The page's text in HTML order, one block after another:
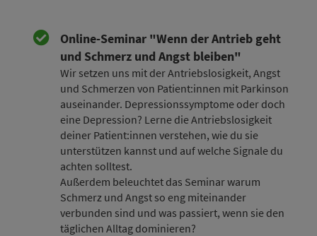
Online-Seminar "Wenn der Antrieb geht
und Schmerz und Angst bleiben"
Wir setzen uns mit der Antriebslosigkeit, Angst
und Schmerzen von Patient:innen mit Parkinson
auseinander. Depressionssymptome oder doch
eine Depression? Lerne die Antriebslosigkeit
deiner Patient:innen verstehen, wie du sie
unterstützen kannst und auf welche Signale du
achten solltest.
Außerdem beleuchtet das Seminar warum
Schmerz und Angst so eng miteinander
verbunden sind und was passiert, wenn sie den
täglichen Alltag dominieren?